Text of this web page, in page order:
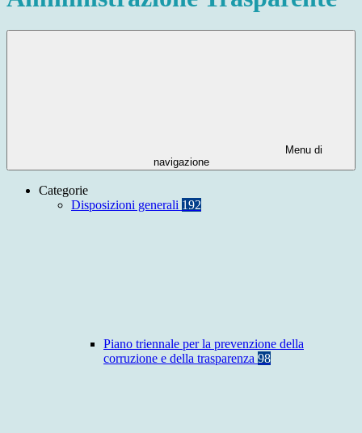
Menu di
navigazione
Categorie
Disposizioni generali 192
Piano triennale per la prevenzione della
corruzione e della trasparenza 98